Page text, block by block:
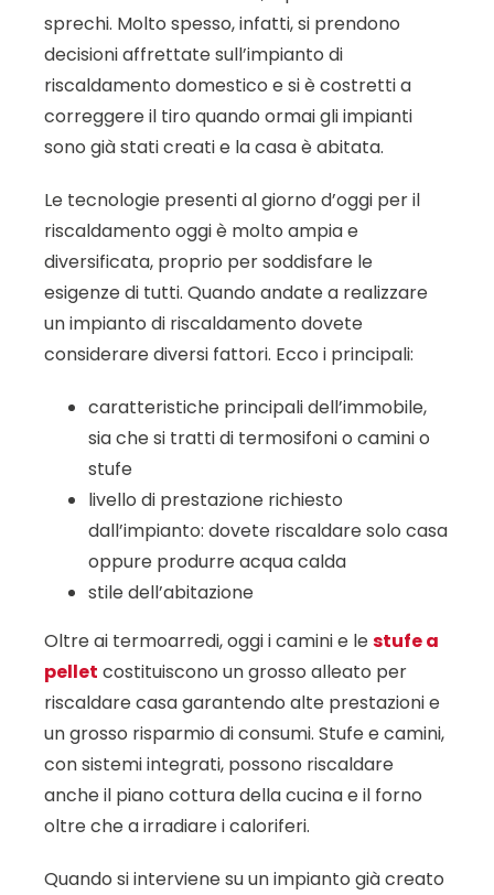
sprechi. Molto spesso, infatti, si prendono
decisioni affrettate sull’impianto di
riscaldamento domestico e si è costretti a
correggere il tiro quando ormai gli impianti
sono già stati creati e la casa è abitata.
Le tecnologie presenti al giorno d’oggi per il
riscaldamento oggi è molto ampia e
diversificata, proprio per soddisfare le
esigenze di tutti. Quando andate a realizzare
un impianto di riscaldamento dovete
considerare diversi fattori. Ecco i principali:
caratteristiche principali dell’immobile,
sia che si tratti di termosifoni o camini o
stufe
livello di prestazione richiesto
dall’impianto: dovete riscaldare solo casa
oppure produrre acqua calda
stile dell’abitazione
Oltre ai termoarredi, oggi i camini e lestufe a
pellet costituiscono un grosso alleato per
riscaldare casa garantendo alte prestazioni e
un grosso risparmio di consumi. Stufe e camini,
con sistemi integrati, possono riscaldare
anche il piano cottura della cucina e il forno
oltre che a irradiare i caloriferi.
Quando si interviene su un impianto già creato